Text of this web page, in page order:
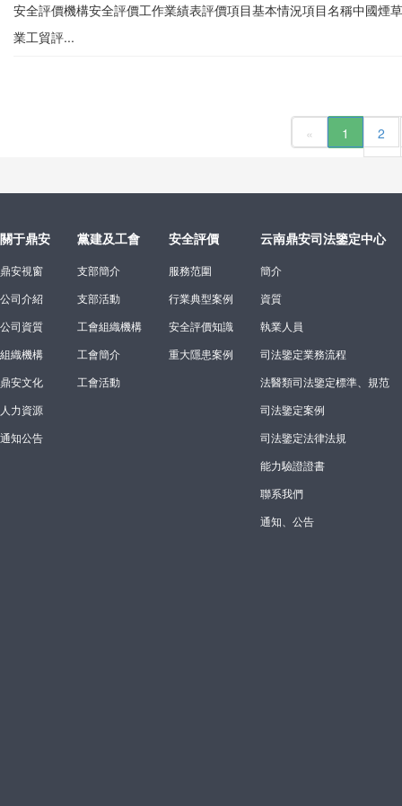
安全評價機構安全評價工作業績表評價項目基本情況項目名稱中國
業工貿評...
« 1 2
關于鼎安
鼎安視窗
公司介紹
公司資質
組織機構
鼎安文化
人力資源
通知公告
黨建及工會
支部簡介
支部活動
工會組織機構
工會簡介
工會活動
安全評價
服務范圍
行業典型案例
安全評價知識
重大隱患案例
云南鼎安司法鑒定中心
簡介
資質
執業人員
司法鑒定業務流程
法醫類司法鑒定標準、規范
司法鑒定案例
司法鑒定法律法規
能力驗證證書
聯系我們
通知、公告